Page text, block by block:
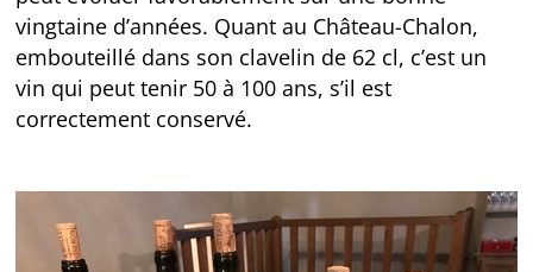
vingtaine d’années. Quant au Château-Chalon,
embouteillé dans son clavelin de 62 cl, c’est un
vin qui peut tenir 50 à 100 ans, s’il est
correctement conservé.